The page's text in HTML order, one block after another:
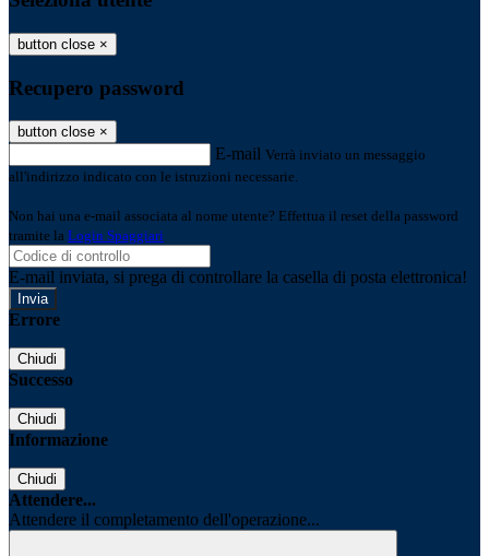
button close ×
Recupero password
button close ×
E-mail Verrà inviato un messaggio
all'indirizzo indicato con le istruzioni necessarie.
Non hai una e-mail associata al nome utente? Effettua il reset della password
tramite la Login Spaggiari
E-mail inviata, si prega di controllare la casella di posta elettronica!
Errore
Chiudi
Successo
Chiudi
Informazione
Chiudi
Attendere...
Attendere il completamento dell'operazione...